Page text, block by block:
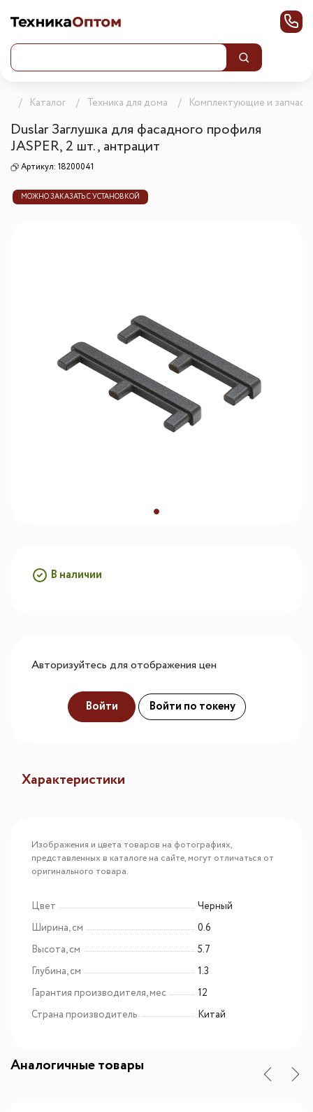
Каталог Техника для дома Комплектующие и
Duslar Заглушка для фасадного профиля
JASPER, 2 шт., антрацит
Артикул: 18200041
МОЖНО ЗАКАЗАТЬ С УСТАНОВКОЙ
В наличии
Авторизуйтесь для отображения цен
Войти Войти по токену
Характеристики
Изображения и цвета товаров на фотографиях,
представленных в каталоге на сайте, могут отличаться от
оригинального товара.
Цвет
Черный
Ширина, см
0.6
Высота, см
5.7
Глубина, см
1.3
Гарантия производителя, мес
12
Страна производитель
Китай
Аналогичные товары